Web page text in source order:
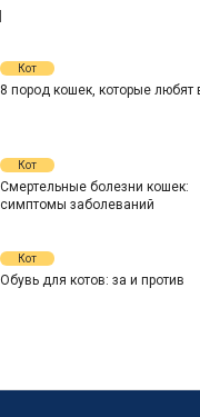
Кот
8 пород кошек, которые любят
Кот
Смертельные болезни кошек:
симптомы заболеваний
Кот
Обувь для котов: за и против